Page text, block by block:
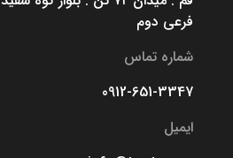
فرعی دوم
شماره تماس
0912-651-3347
ایمیل